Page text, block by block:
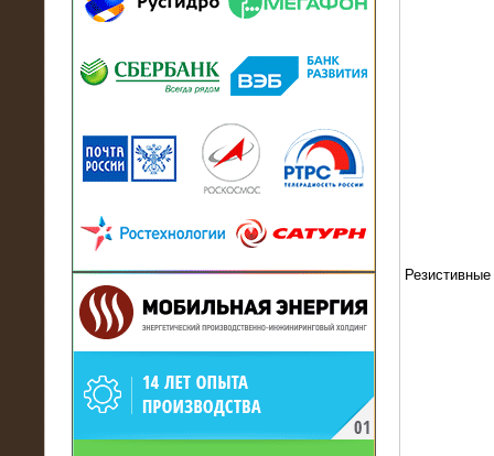
Активно-реактивные нагрузочные
модули 15 МВт (21,5 МВА) На Кубок
конфедераций